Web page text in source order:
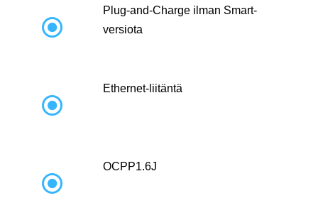

Plug-and-Charge ilman Smart-
versiota

Ethernet-liitäntä

OCPP1.6J